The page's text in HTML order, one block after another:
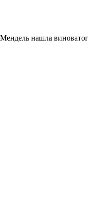
Мендель нашла